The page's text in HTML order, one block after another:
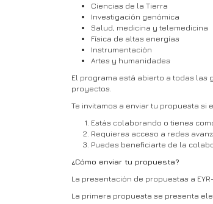
Ciencias de la Tierra
Investigación genómica
Salud, medicina y telemedicina
Física de altas energías
Instrumentación
Artes y humanidades
El programa está abierto a todas las
proyectos.
Te invitamos a enviar tu propuesta si
Estás colaborando o tienes
Requieres acceso a redes
Puedes beneficiarte de la
¿Cómo enviar tu propuesta?
La presentación de propuestas a
La primera propuesta se presenta